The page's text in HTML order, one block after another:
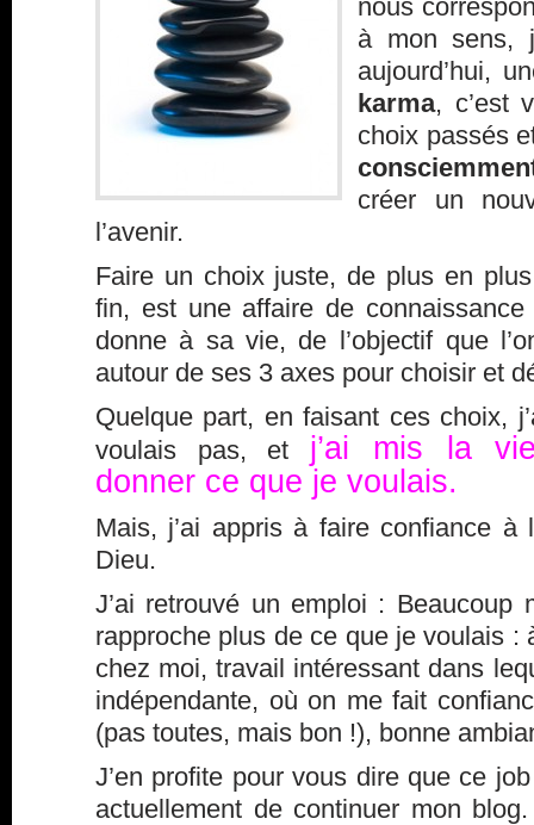
nous
à mon sens,
aujourd’hui,
karma, c’est
choix passés
créer un
l’avenir.
Faire un choix juste, de plus en
fin, est une affaire de
donne à sa vie, de l’objectif que
autour de ses 3 axes pour choisir et
Quelque part, en faisant ces choix,
voulais pas, et j’ai mis la
donner ce que je voulais.
Mais, j’ai appris à faire confiance à
Dieu.
J’ai retrouvé un emploi : Beaucoup
rapproche plus de ce que je voulais :
chez moi, travail intéressant dans
indépendante, où on me fait
(pas toutes, mais bon !), bonne
J’en profite pour vous dire que ce
actuellement de continuer mon